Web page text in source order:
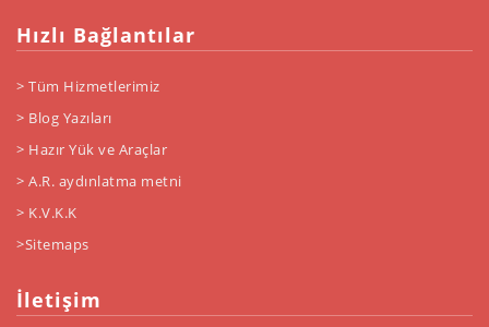
Hızlı Bağlantılar
> Tüm Hizmetlerimiz
> Blog Yazıları
> Hazır Yük ve Araçlar
> A.R. aydınlatma metni
> K.V.K.K
>Sitemaps
İletişim